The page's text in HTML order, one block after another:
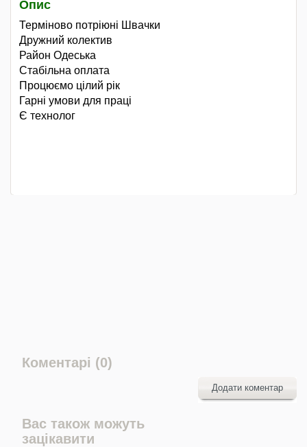
Опис
Терміново потріюні Швачки
Дружний колектив
Район Одеська
Стабільна оплата
Процюємо цілий рік
Гарні умови для праці
Є технолог
Коментарі (0)
Додати коментар
Вас також можуть
зацікавити